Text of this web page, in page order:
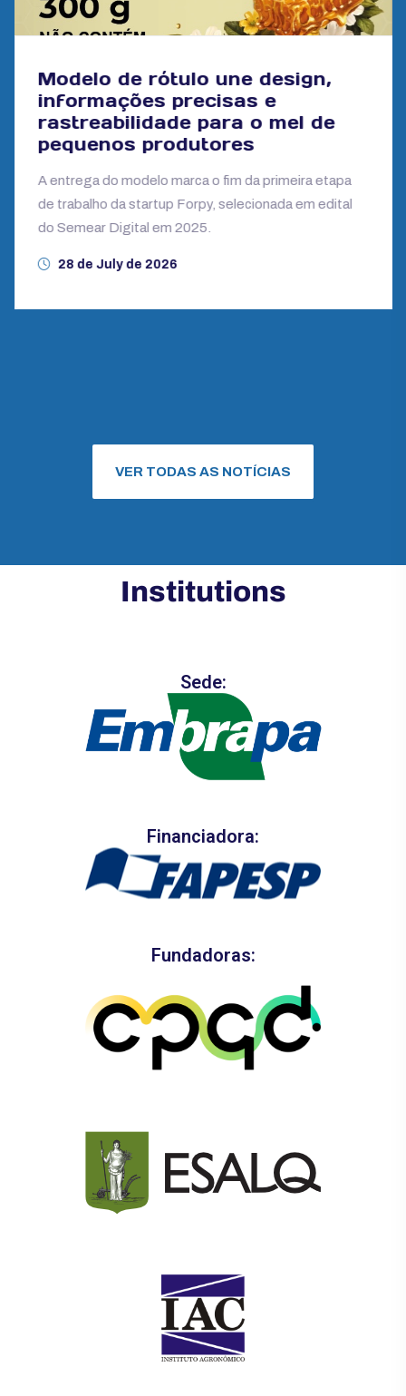
Modelo de rótulo une design,
informações precisas e
rastreabilidade para o mel de
pequenos produtores
A entrega do modelo marca o fim da primeira etapa
de trabalho da startup Forpy, selecionada em edital
do Semear Digital em 2025.
28 de July de 2026
VER TODAS AS NOTÍCIAS
Institutions
Sede:
Financiadora:
Fundadoras: